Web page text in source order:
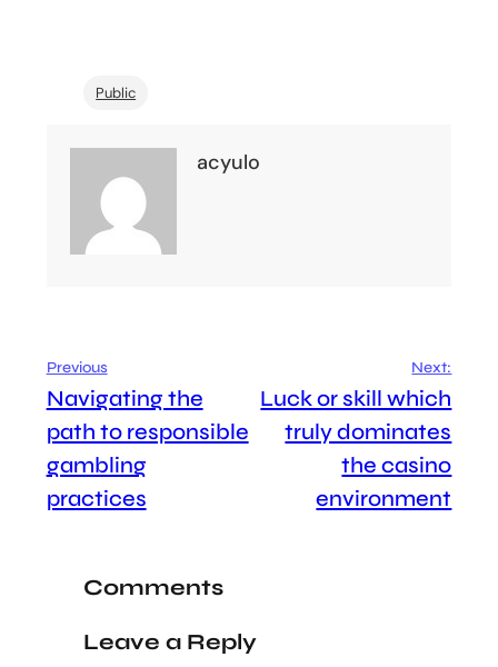
Public
acyulo
Previous
Navigating the
path to responsible
gambling
practices
Next:
Luck or skill which
truly dominates
the casino
environment
Comments
Leave a Reply